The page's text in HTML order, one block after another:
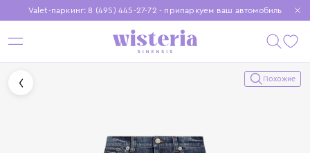
Valet-паркинг: 8 (495) 445-27-72 - припаркуем ваш автомобиль
Бесплатная доставка при заказе от 15 000 ₽
Установите приложение, чтобы покупки были еще удобнее
Похожие